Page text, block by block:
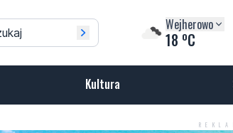
Wejherowo
18 oC
Kultura